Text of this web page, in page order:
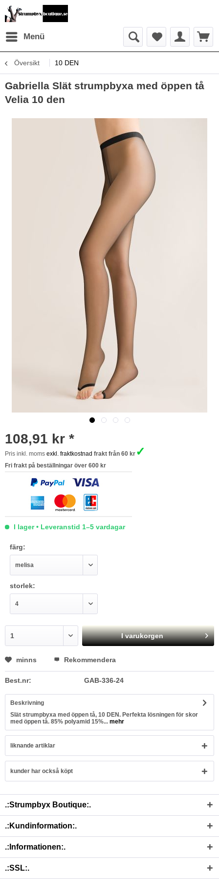
Menü
Översikt 10 DEN
Gabriella Slät strumpbyxa med öppen tå
Velia 10 den
108,91 kr *
Pris inkl. moms exkl. fraktkostnad frakt från 60 kr ✓
Fri frakt på beställningar över 600 kr
I lager • Leveranstid 1–5 vardagar
färg:
storlek:
I varukorgen
minns Rekommendera
Best.nr: GAB-336-24
Beskrivning
Slät strumpbyxa med öppen tå, 10 DEN. Perfekta lösningen för skor
med öppen tå. 85% polyamid 15%... mehr
liknande artiklar
kunder har också köpt
.:Strumpbyx Boutique:.
.:Kundinformation:.
.:Informationen:.
.:SSL:.